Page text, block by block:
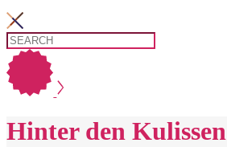
Hinter den Kulissen